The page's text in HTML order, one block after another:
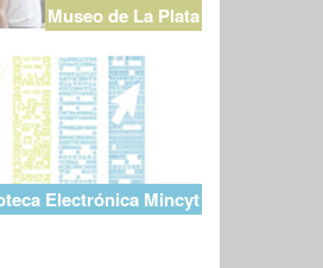
Museo de La Plata
Electrónica Mincyt